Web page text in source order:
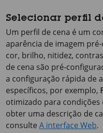
Selecionar perfil
Um perfil de cena é um
aparência de imagem
cor, brilho, nitidez,
de cena são pré-
a configuração rápida de
específicos, por exemplo,
otimizado para
obter uma descrição de
consulte A interface Web.